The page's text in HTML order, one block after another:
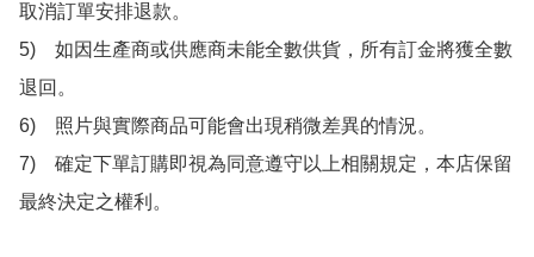
取消訂單安排退款。
5)　如因生產商或供應商未能全數供貨，所有訂金將獲全數
退回。
6)　照片與實際商品可能會出現稍微差異的情況。
7)　確定下單訂購即視為同意遵守以上相關規定，本店保留
最終決定之權利。